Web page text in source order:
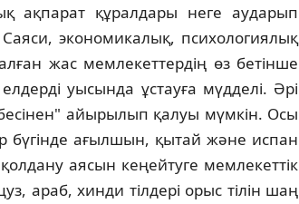
ақпарат құралдары неге аударып
экономикалық, психологиялық
жас мемлекеттердiң өз бетiнше
уысында ұстауға мүдделi. Әрi
айырылып қалуы мүмкiн. Осы
бүгiнде ағылшын, қытай және испан
аясын кеңейтуге мемлекеттiк
араб, хинди тiлдерi орыс тiлiн шаң